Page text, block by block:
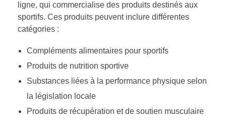
ligne, qui commercialise des produits destinés aux
sportifs. Ces produits peuvent inclure différentes
catégories :
Compléments alimentaires pour sportifs
Produits de nutrition sportive
Substances liées à la performance physique selon
la législation locale
Produits de récupération et de soutien musculaire